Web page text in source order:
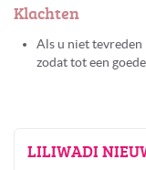
Klachten
Als u niet tevreden
zodat tot een
LILIWADI